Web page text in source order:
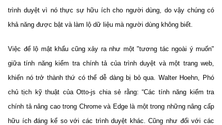
trình duyệt vì nó thực sự hữu ích cho người dùng, do vậy chúng có
khả năng được bật và làm lộ dữ liệu mà người dùng không biết.
Việc để lộ mật khẩu cũng xảy ra như một "tương tác ngoài ý muốn"
giữa tính năng kiểm tra chính tả của trình duyệt và một trang web,
khiến nó trở thành thứ có thể dễ dàng bị bỏ qua. Walter Hoehn, Phó
chủ tịch kỹ thuật của Otto-js chia sẻ rằng: “Các tính năng kiểm tra
chính tả nâng cao trong Chrome và Edge là một trong những nâng cấp
hữu ích đáng kể so với các trình duyệt khác. Cũng như đối với các